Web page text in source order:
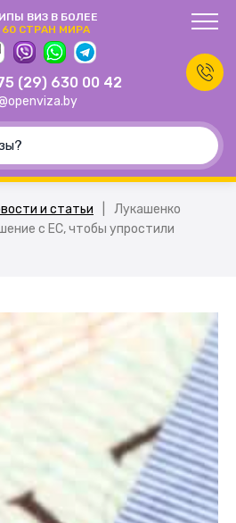
ВИЗ В БОЛЕЕ
СТРАН МИРА
(29) 630 00 42
и статьи
Лукашенко
с ЕС, чтобы упростили